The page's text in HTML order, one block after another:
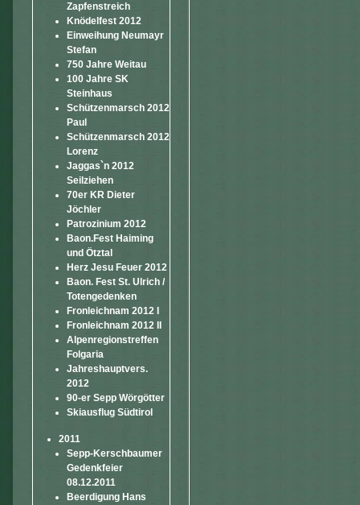
Zapfenstreich
Knödelfest 2012
Einweihung Neumayr
Stefan
750 Jahre Weitau
100 Jahre SK
Steinhaus
Schützenmarsch 2012
Paul
Schützenmarsch 2012
Lorenz
Jaggas`n 2012
Seilziehen
70er KR Dieter
Jöchler
Patrozinium 2012
Baon.Fest Haiming
und Ötztal
Herz Jesu Feuer 2012
Baon. Fest St. Ulrich /
Totengedenken
Fronleichnam 2012 I
Fronleichnam 2012 II
Alpenregionstreffen
Folgaria
Jahreshauptvers.
2012
90-er Sepp Wörgötter
Skiausflug Südtirol
2011
Sepp-Kerschbaumer
Gedenkfeier
08.12.2011
Beerdigung Hans